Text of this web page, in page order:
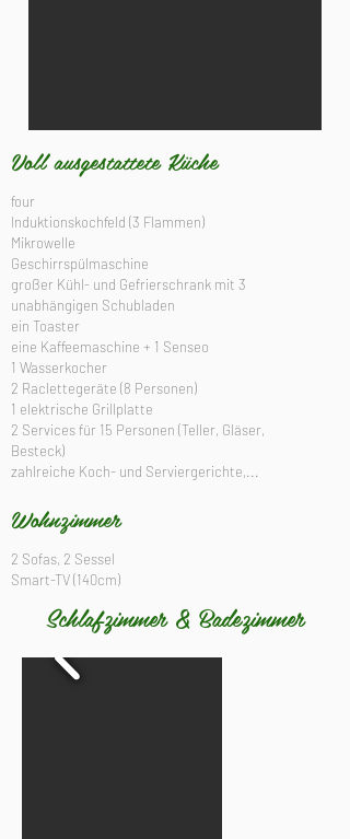
Voll ausgestattete Küche
​four
Induktionskochfeld (3 Flammen)
Mikrowelle
Geschirrspülmaschine
großer Kühl- und Gefrierschrank mit 3
unabhängigen Schubladen
ein Toaster
eine Kaffeemaschine + 1 Senseo
1 Wasserkocher
2 Raclettegeräte (8 Personen)
1 elektrische Grillplatte
2 Services für 15 Personen (Teller, Gläser,
Besteck)
zahlreiche Koch- und Serviergerichte,...
Wohnzimmer
2 Sofas, 2 Sessel
Smart-TV (140cm)
Schlafzimmer & Badezimmer